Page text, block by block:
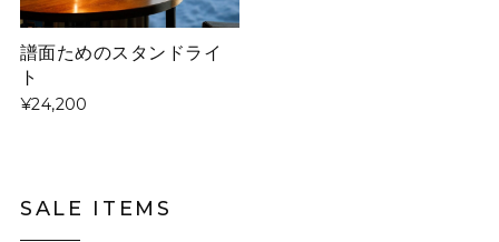
譜面ためのスタンドライ
ト
¥24,200
SALE ITEMS